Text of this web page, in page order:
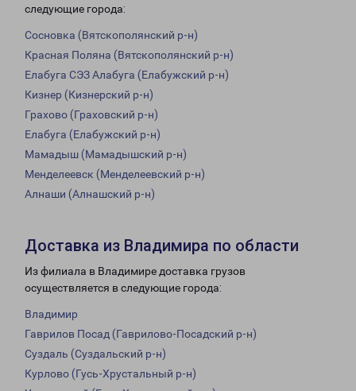
следующие города:
Сосновка (Вятскополянский р-н)
Красная Поляна (Вятскополянский р-н)
Елабуга СЭЗ Алабуга (Елабужский р-н)
Кизнер (Кизнерский р-н)
Грахово (Граховский р-н)
Елабуга (Елабужский р-н)
Мамадыш (Мамадышский р-н)
Менделеевск (Менделеевский р-н)
Алнаши (Алнашский р-н)
Доставка из Владимира по области
Из филиала в Владимире доставка грузов
осуществляется в следующие города:
Владимир
Гаврилов Посад (Гаврилово-Посадский р-н)
Суздаль (Суздальский р-н)
Курлово (Гусь-Хрустальный р-н)